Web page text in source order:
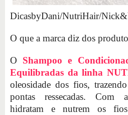
DicasbyDani/NutriHair/
O que a marca diz dos
O Shampoo e
Equilibradas da linha
oleosidade dos fios,
pontas ressecadas. Com
hidratam e nutrem os